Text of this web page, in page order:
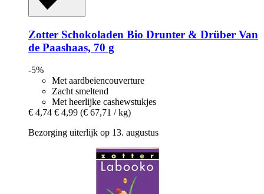
Zotter Schokoladen Bio Drunter & Drüber Van
de Paashaas, 70 g
-5%
Met aardbeiencouverture
Zacht smeltend
Met heerlijke cashewstukjes
€ 4,74 € 4,99 (€ 67,71 / kg)
Bezorging uiterlijk op 13. augustus